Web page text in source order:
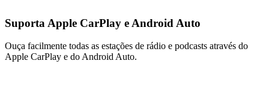
Suporta Apple CarPlay e Android Auto
Ouça facilmente todas as estações de rádio e podcasts através do
Apple CarPlay e do Android Auto.